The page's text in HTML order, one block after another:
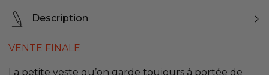
Description
VENTE FINALE
La petite veste qu’on garde toujours à portée de